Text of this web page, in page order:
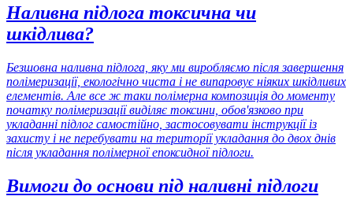
Наливна підлога токсична чи
шкідлива?
Безшовна наливна підлога, яку ми виробляємо після завершення
полімеризації, екологічно чиста і не випаровує ніяких шкідливих
елементів. Але все ж таки полімерна композиція до моменту
початку полімеризації виділяє токсини, обов'язково при
укладанні підлог самостійно, застосовувати інструкції із
захисту і не перебувати на території укладання до двох днів
після укладання полімерної епоксидної підлоги.
Вимоги до основи під наливні підлоги